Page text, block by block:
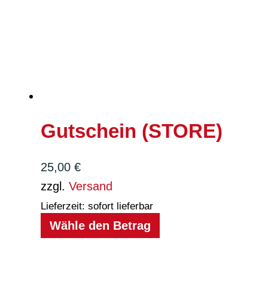
Gutschein (STORE)
25,00 €
zzgl. Versand
Lieferzeit: sofort lieferbar
Wähle den Betrag